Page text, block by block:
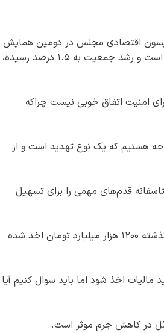
اقتصادی مجلس در دومین همایش
ملی امنیت اقتصادی اظهار کرد: اگر رشد اقتصادی به زیر یک درصد در سال رسیده است و رشد جمعیت به ۱.۵ درصد رسیده،
امنیت اتفاق خوبی نیست چراکه
هستیم که یک نوع تهدید است و از
قدم‌های مهمی را برای تسهیل
حسینی گفت: ۱۷۰۰ هزار میلیارد تومان مالیات امسال اخذ شده در حالی که سال گذشته ۱۲۰۰ هزار میلیارد تومان اخذ شده
اخذ شود اما باید سوال کنیم آیا
در کاهش جرم موثر است.